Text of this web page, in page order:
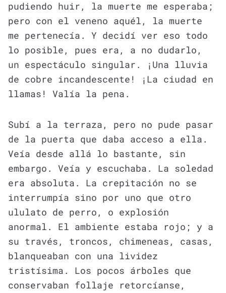
pudiendo huir, la muerte me esperaba;
pero con el veneno aquél, la muerte
me pertenecía. Y decidí ver eso todo
lo posible, pues era, a no dudarlo,
un espectáculo singular. ¡Una lluvia
de cobre incandescente! ¡La ciudad en
llamas! Valía la pena.
Subí a la terraza, pero no pude pasar
de la puerta que daba acceso a ella.
Veía desde allá lo bastante, sin
embargo. Veía y escuchaba. La soledad
era absoluta. La crepitación no se
interrumpía sino por uno que otro
ululato de perro, o explosión
anormal. El ambiente estaba rojo; y a
su través, troncos, chimeneas, casas,
blanqueaban con una lividez
tristísima. Los pocos árboles que
conservaban follaje retorcíanse,